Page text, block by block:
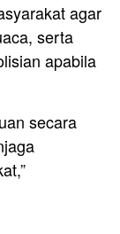
agar
serta
apabila
secara